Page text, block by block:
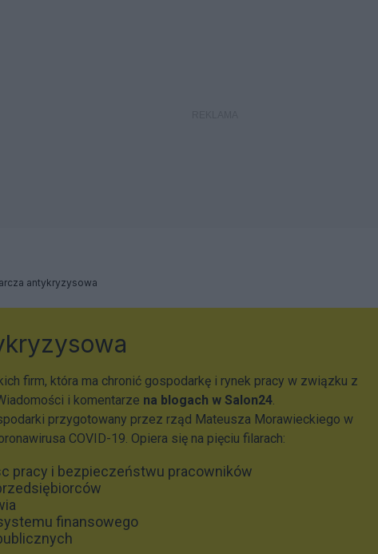
antykryzysowa
firm, która ma chronić gospodarkę i rynek pracy w związku z
i komentarze na blogach w Salon24.
przygotowany przez rząd Mateusza Morawieckiego w
COVID-19. Opiera się na pięciu filarach:
pracy i bezpieczeństwu pracowników
finansowego